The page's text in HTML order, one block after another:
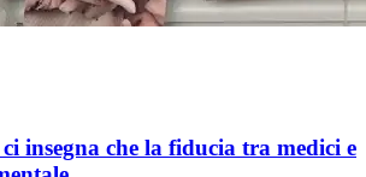
insegna che la fiducia tra medici e